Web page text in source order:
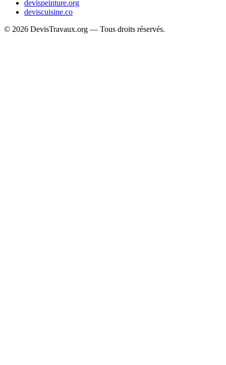
devispeinture.org
deviscuisine.co
© 2026 DevisTravaux.org — Tous droits réservés.